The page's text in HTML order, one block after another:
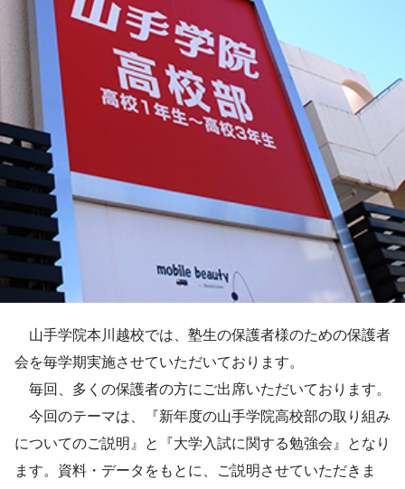
山手学院本川越校では、塾生の保護者様のための保護者
会を毎学期実施させていただいております。
毎回、多くの保護者の方にご出席いただいております。
今回のテーマは、『新年度の山手学院高校部の取り組み
についてのご説明』と『大学入試に関する勉強会』となり
ます。資料・データをもとに、ご説明させていただきま